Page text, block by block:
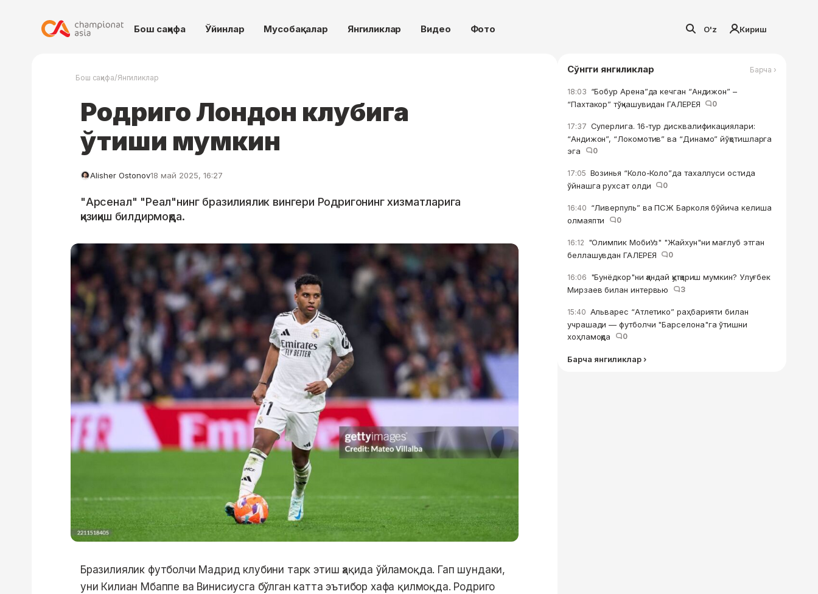
Бош саҳифа Ўйинлар Мусобақалар Янгиликлар Видео Фото O'z Кириш
Бош саҳифа/Янгиликлар
Родриго Лондон клубига
ўтиши мумкин
Alisher Ostonov18 май 2025, 16:27
"Арсенал" "Реал"нинг бразилиялик вингери Родригонинг хизматларига
қизиқиш билдирмоқда.
Бразилиялик футболчи Мадрид клубини тарк этиш ҳақида ўйламоқда. Гап шундаки,
уни Килиан Мбаппе ва Винисиусга бўлган катта эътибор хафа қилмоқда. Родриго
Сўнгги янгиликлар Барча ›
18:03 “Бобур Арена”да кечган “Андижон” –
“Пахтакор” тўқнашувидан ГАЛЕРЕЯ
0
17:37 Суперлига. 16-тур дисквалификациялари:
“Андижон”, “Локомотив” ва “Динамо” йўқотишларга
эга
0
17:05 Возинья “Коло-Коло”да тахаллуси остида
ўйнашга рухсат олди
0
16:40 “Ливерпуль” ва ПСЖ Барколя бўйича келиша
олмаяпти
0
16:12 "Олимпик МобиУз" "Жайхун"ни мағлуб этган
беллашувдан ГАЛЕРЕЯ
0
16:06 "Бунёдкор"ни қандай қутқариш мумкин? Улуғбек
Мирзаев билан интервью
3
15:40 Альварес “Атлетико” раҳбарияти билан
учрашади — футболчи "Барселона"га ўтишни
хоҳламоқда
0
Барча янгиликлар ›